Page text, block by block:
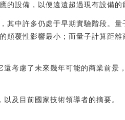
的設備，以便遠遠超過現有設備的
中許多仍處于早期實驗階段。量
顛覆性影響最小；而量子計算距
考慮了未來幾年可能的商業前景
及目前國家技術領導者的摘要。